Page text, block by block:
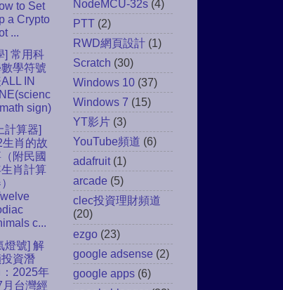
to Set
a Crypto
...
] 常用科
學符號
IN
sign)
計算器]
生肖的故
附民國
肖計算
c...
燈號] 解
資潛
2025年
月台灣經
NodeMCU-32s (4)
PTT (2)
RWD網頁設計 (1)
Scratch (30)
Windows 10 (37)
Windows 7 (15)
YT影片 (3)
YouTube頻道 (6)
adafruit (1)
arcade (5)
clec投資理財頻道
(20)
ezgo (23)
google adsense (2)
google apps (6)